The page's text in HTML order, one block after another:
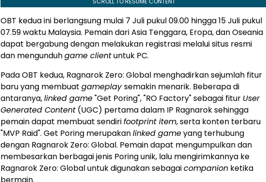
OBT kedua ini berlangsung mulai 7 Juli pukul 09.00 hingga 15 Juli pukul
07.59 waktu Malaysia. Pemain dari Asia Tenggara, Eropa, dan Oseania
dapat bergabung dengan melakukan registrasi melalui situs resmi
dan mengunduhgame clientuntuk PC.
Pada OBT kedua, Ragnarok Zero: Global menghadirkan sejumlah fitur
baru yang membuat gameplaysemakin menarik. Beberapa di
antaranya,linked game"Get Poring", "RO Factory" sebagai fitur User
Generated Content (UGC) pertama dalam IP Ragnarok sehingga
pemain dapat membuat sendirifootprint item, serta konten terbaru
"MVP Raid". Get Poring merupakanlinked gameyang terhubung
dengan Ragnarok Zero: Global. Pemain dapat mengumpulkan dan
membesarkan berbagai jenis Poring unik, lalu mengirimkannya ke
Ragnarok Zero: Global untuk digunakan sebagaicompanion ketika